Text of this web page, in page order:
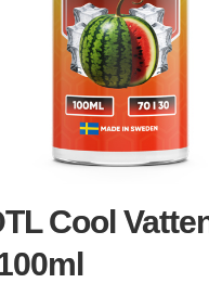
Cool